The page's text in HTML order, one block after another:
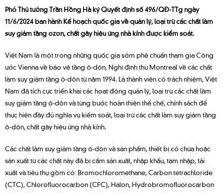
Phó Thủ tướng Trần Hồng Hà ký Quyết định số 496/QĐ-TTg ngày
11/6/2024 ban hành Kế hoạch quốc gia về quản lý, loại trừ các chất làm
suy giảm tầng ozon, chất gây hiệu ứng nhà kính được kiểm soát.
Việt Nam là một trong những quốc gia sớm phê chuẩn tham gia Công
ước Vienna về bảo vệ tầng ô-dôn, Nghị định thư Montreal về các chất
làm suy giảm tầng ô-dôn từ năm 1994. Là thành viên có trách nhiệm, Việt
Nam đã tích cực triển khai các hoạt động quản lý, loại trừ các chất làm
suy giảm tầng ô-dôn và từng bước hoàn thiện thể chế, chính sách để
thực hiện đầy đủ nghĩa vụ kiểm soát, loại trừ các chất làm suy giảm tầng
ô-dôn, chất gây hiệu ứng nhà kính.
Các chất làm suy giảm tầng ô-dôn và sản phẩm, thiết bị có chứa hoặc
sản xuất từ các chất này đã bị cấm sản xuất, nhập khẩu, tạm nhập, tái
xuất và tiêu thụ gồm có: Bromochloromethane, Carbon tetrachloride
(CTC), Chlorofluorocarbon (CFC), Halon, Hydrobromofluorocarbon